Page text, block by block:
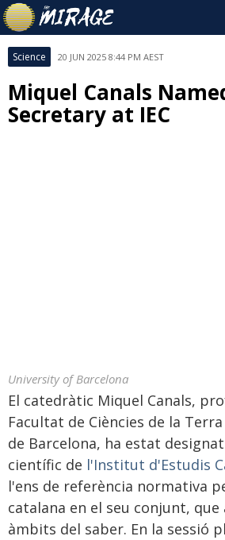
Science 20 JUN 2025 8:44 PM AEST
Miquel Canals
Secretary at IEC
University of Barcelona
El catedràtic Miquel Canals,
Facultat de Ciències de la
de Barcelona, ha estat
científic de l'Institut d'Estudis
l'ens de referència normativa
catalana en el seu conjunt,
àmbits del saber. En la sessió